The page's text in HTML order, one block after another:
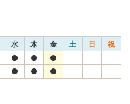
水 木 金 土 日 祝